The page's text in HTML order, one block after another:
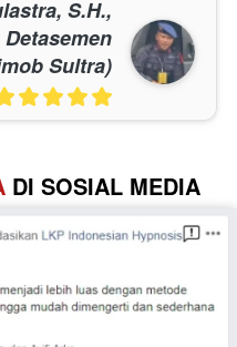
S.H.,
Sultra)
DI SOSIAL MEDIA